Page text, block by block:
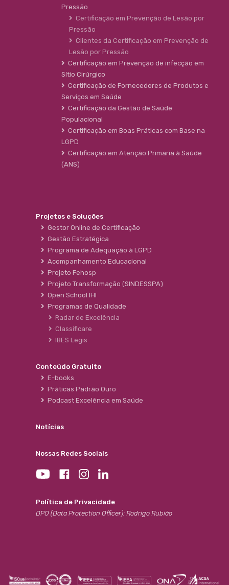
Pressão
Certificação em Prevenção de Lesão por
Pressão
Clientes da Certificação em Prevenção de
Lesão por Pressão
Certificação em Prevenção de infecção em
Sítio Cirúrgico
Certificação de Fornecedores de Produtos e
Serviços em Saúde
Certificação da Gestão de Saúde
Populacional
Certificação em Boas Práticas com Base na
LGPD
Certificação em Atenção Primaria à Saúde
(ANS)
Projetos e Soluções
Gestor Online de Certificação
Gestão Estratégica
Programa de Adequação à LGPD
Acompanhamento Educacional
Projeto Fehosp
Projeto Transformação (SINDESSPA)
Open School IHI
Programas de Qualidade
Radar de Excelência
Classificare
IBES Legis
Conteúdo Gratuito
E-books
Práticas Padrão Ouro
Podcast Excelência em Saúde
Notícias
Nossas Redes Sociais
Política de Privacidade
DPO (Data Protection Officer): Rodrigo Rubião